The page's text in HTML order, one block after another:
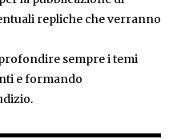
repliche che verranno
sempre i temi
e formando